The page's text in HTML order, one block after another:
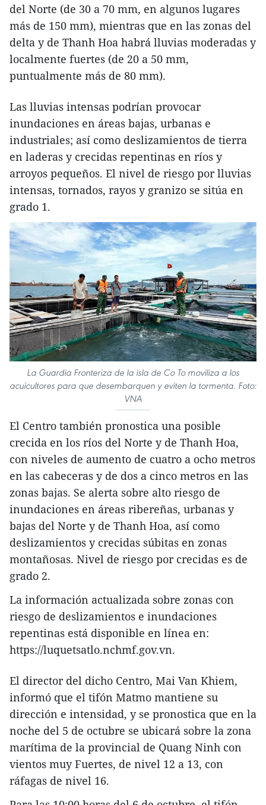
del Norte (de 30 a 70 mm, en algunos lugares
más de 150 mm), mientras que en las zonas del
delta y de Thanh Hoa habrá lluvias moderadas y
localmente fuertes (de 20 a 50 mm,
puntualmente más de 80 mm).
Las lluvias intensas podrían provocar
inundaciones en áreas bajas, urbanas e
industriales; así como deslizamientos de tierra
en laderas y crecidas repentinas en ríos y
arroyos pequeños. El nivel de riesgo por lluvias
intensas, tornados, rayos y granizo se sitúa en
grado 1.
La Guardia Fronteriza de la isla de Co To moviliza a los
acuicultores para que desembarquen y eviten la tormenta. Foto:
VNA
El Centro también pronostica una posible
crecida en los ríos del Norte y de Thanh Hoa,
con niveles de aumento de cuatro a ocho metros
en las cabeceras y de dos a cinco metros en las
zonas bajas. Se alerta sobre alto riesgo de
inundaciones en áreas ribereñas, urbanas y
bajas del Norte y de Thanh Hoa, así como
deslizamientos y crecidas súbitas en zonas
montañosas. Nivel de riesgo por crecidas es de
grado 2.
La información actualizada sobre zonas con
riesgo de deslizamientos e inundaciones
repentinas está disponible en línea en:
https://luquetsatlo.nchmf.gov.vn.
El director del dicho Centro, Mai Van Khiem,
informó que el tifón Matmo mantiene su
dirección e intensidad, y se pronostica que en la
noche del 5 de octubre se ubicará sobre la zona
marítima de la provincial de Quang Ninh con
vientos muy Fuertes, de nivel 12 a 13, con
ráfagas de nivel 16.